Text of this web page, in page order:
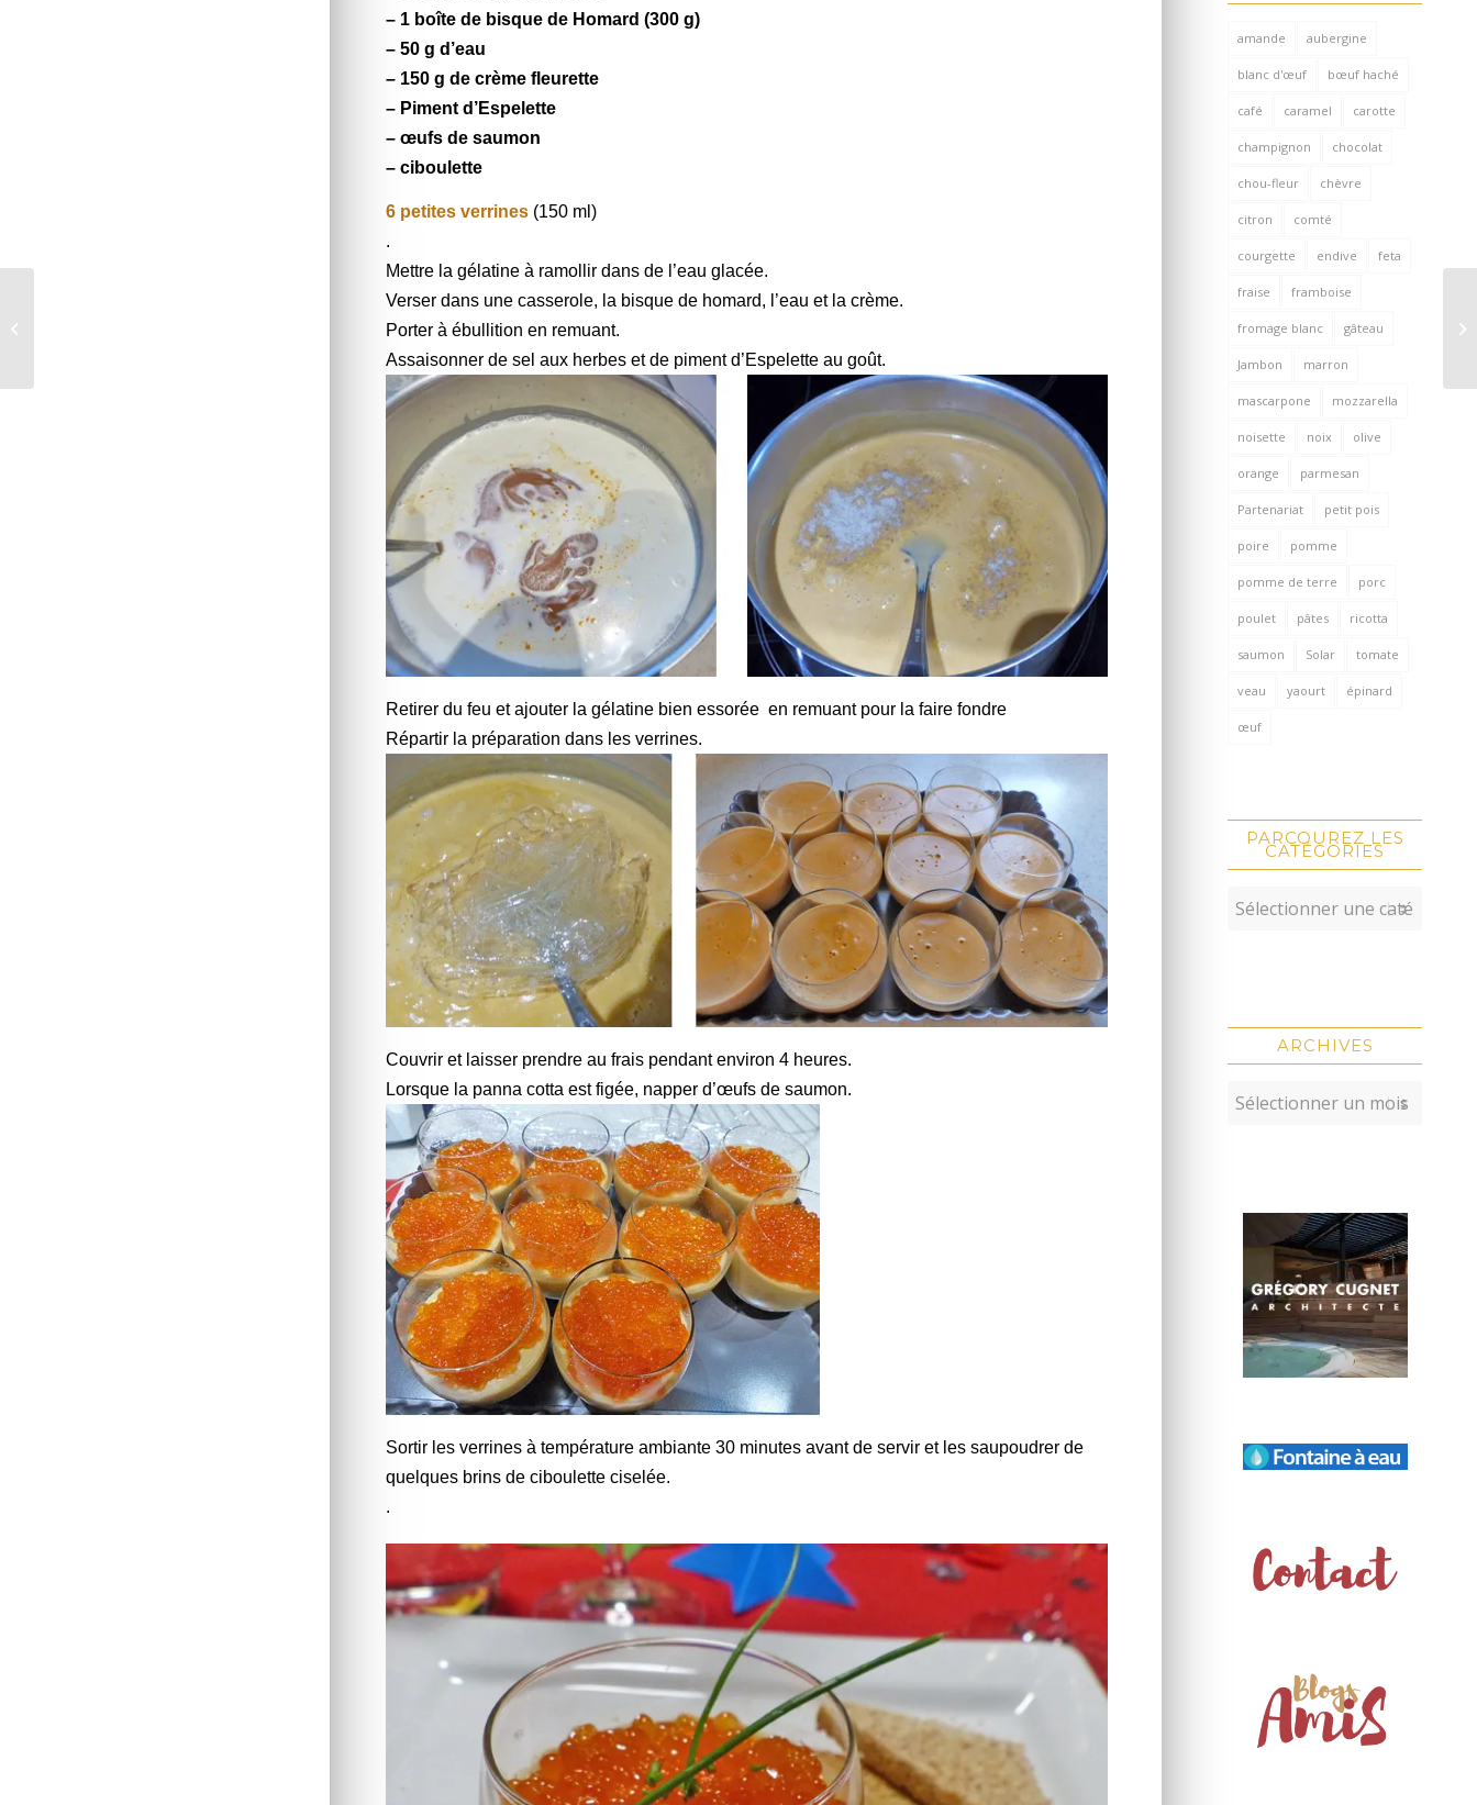
– 1 boîte de bisque de Homard (300 g)
– 50 g d’eau
– 150 g de crème fleurette
– Piment d’Espelette
– œufs de saumon
– ciboulette
6 petites verrines (150 ml)
.
Mettre la gélatine à ramollir dans de l’eau glacée.
Verser dans une casserole, la bisque de homard, l’eau et la crème.
Porter à ébullition en remuant.
Assaisonner de sel aux herbes et de piment d’Espelette au goût.
Retirer du feu et ajouter la gélatine bien essorée en remuant pour la faire fondre
Répartir la préparation dans les verrines.
Couvrir et laisser prendre au frais pendant environ 4 heures.
Lorsque la panna cotta est figée, napper d’œufs de saumon.
Sortir les verrines à température ambiante 30 minutes avant de servir et les saupoudrer de
quelques brins de ciboulette ciselée.
.
amande aubergine
blanc d'œuf bœuf haché
café caramel carotte
champignon chocolat
chou-fleur chèvre
citron comté
courgette endive feta
fraise framboise
fromage blanc gâteau
Jambon marron
mascarpone mozzarella
noisette noix olive
orange parmesan
Partenariat petit pois
poire pomme
pomme de terre porc
poulet pâtes ricotta
saumon Solar tomate
veau yaourt épinard
œuf
PARCOUREZ LES
CATÉGORIES
ARCHIVES